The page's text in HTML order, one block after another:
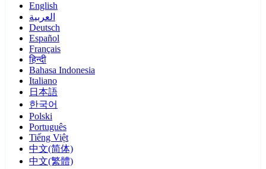
English
العربية
Deutsch
Español
Français
हिन्दी
Bahasa Indonesia
Italiano
日本語
한국어
Polski
Português
Tiếng Việt
中文(简体)
中文(繁體)